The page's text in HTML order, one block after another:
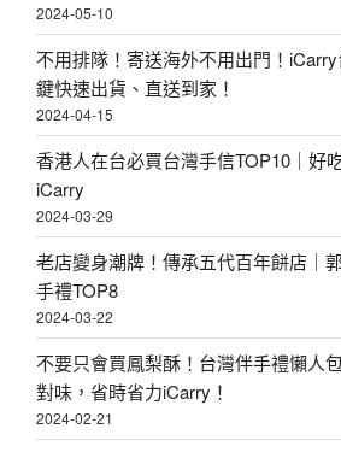
2024-05-10
不用排隊！寄送海外不用出門！
鍵快速出貨、直送到家！
2024-04-15
香港人在台必買台灣手信TOP10｜好
iCarry
2024-03-29
老店變身潮牌！傳承五代百年餅店｜
手禮TOP8
2024-03-22
不要只會買鳳梨酥！台灣伴手禮懶人
對味，省時省力iCarry！
2024-02-21